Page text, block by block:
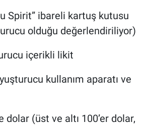
Spirit” ibareli kartuş kutusu
olduğu değerlendiriliyor)
içerikli likit
kullanım aparatı ve
dolar (üst ve altı 100’er dolar,